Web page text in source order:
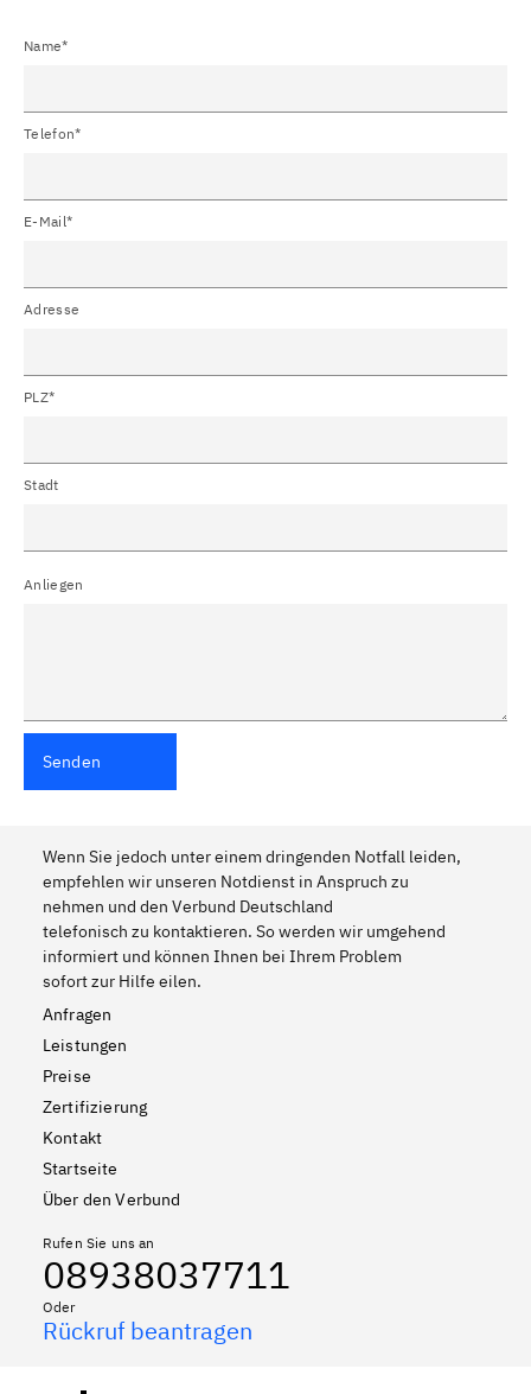
Name*
Telefon*
E-Mail*
Adresse
PLZ*
Stadt
Anliegen
Senden
Wenn Sie jedoch unter einem dringenden Notfall leiden,
empfehlen wir unseren Notdienst in Anspruch zu
nehmen und den Verbund Deutschland
telefonisch zu kontaktieren. So werden wir umgehend
informiert und können Ihnen bei Ihrem Problem
sofort zur Hilfe eilen.
Anfragen
Leistungen
Preise
Zertifizierung
Kontakt
Startseite
Über den Verbund
Rufen Sie uns an
08938037711
Oder
Rückruf beantragen